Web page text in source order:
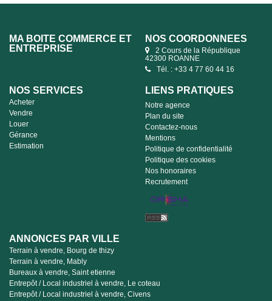
MA BOITE COMMERCE ET
ENTREPRISE
NOS COORDONNÉES
2 Cours de la République
42300 ROANNE
Tél. : +33 4 77 60 44 16
NOS SERVICES
Acheter
Vendre
Louer
Gérance
Estimation
LIENS PRATIQUES
Notre agence
Plan du site
Contactez-nous
Mentions
Politique de confidentialité
Politique des cookies
Nos honoraires
Recrutement
ANNONCES PAR VILLE
Terrain à vendre, Bourg de thizy
Terrain à vendre, Mably
Bureaux à vendre, Saint etienne
Entrepôt / Local industriel à vendre, Le coteau
Entrepôt / Local industriel à vendre, Civens